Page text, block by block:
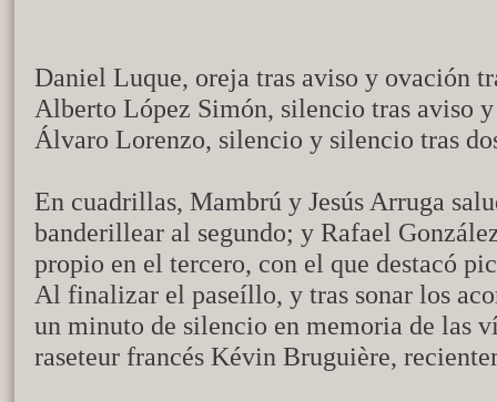
Daniel Luque, oreja tras aviso y ovación
Alberto López Simón, silencio tras aviso
Álvaro Lorenzo, silencio y silencio tras
En cuadrillas, Mambrú y Jesús Arruga
banderillear al segundo; y Rafael
propio en el tercero, con el que destacó
Al finalizar el paseíllo, y tras sonar los
un minuto de silencio en memoria de las
raseteur francés Kévin Bruguière,